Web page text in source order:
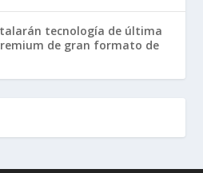
tecnología de última
de gran formato de